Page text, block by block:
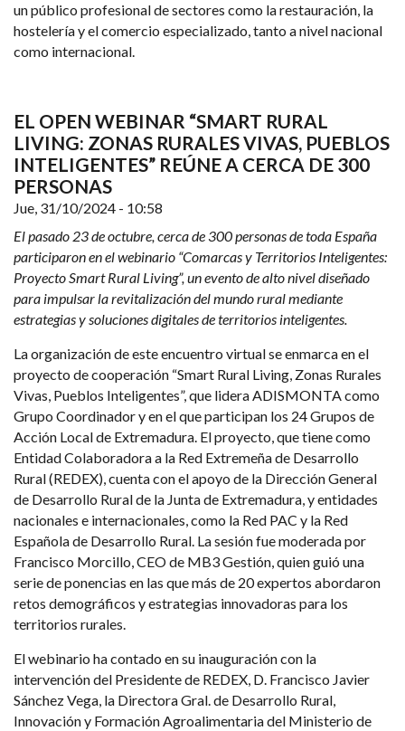
un público profesional de sectores como la restauración, la
hostelería y el comercio especializado, tanto a nivel nacional
como internacional.
EL OPEN WEBINAR “SMART RURAL
LIVING: ZONAS RURALES VIVAS, PUEBLOS
INTELIGENTES” REÚNE A CERCA DE 300
PERSONAS
Jue, 31/10/2024 - 10:58
El pasado 23 de octubre, cerca de 300 personas de toda España
participaron en el webinario “Comarcas y Territorios Inteligentes:
Proyecto Smart Rural Living”, un evento de alto nivel diseñado
para impulsar la revitalización del mundo rural mediante
estrategias y soluciones digitales de territorios inteligentes.
La organización de este encuentro virtual se enmarca en el
proyecto de cooperación “Smart Rural Living, Zonas Rurales
Vivas, Pueblos Inteligentes”, que lidera ADISMONTA como
Grupo Coordinador y en el que participan los 24 Grupos de
Acción Local de Extremadura. El proyecto, que tiene como
Entidad Colaboradora a la Red Extremeña de Desarrollo
Rural (REDEX), cuenta con el apoyo de la Dirección General
de Desarrollo Rural de la Junta de Extremadura, y entidades
nacionales e internacionales, como la Red PAC y la Red
Española de Desarrollo Rural. La sesión fue moderada por
Francisco Morcillo, CEO de MB3 Gestión, quien guió una
serie de ponencias en las que más de 20 expertos abordaron
retos demográficos y estrategias innovadoras para los
territorios rurales.
El webinario ha contado en su inauguración con la
intervención del Presidente de REDEX, D. Francisco Javier
Sánchez Vega, la Directora Gral. de Desarrollo Rural,
Innovación y Formación Agroalimentaria del Ministerio de